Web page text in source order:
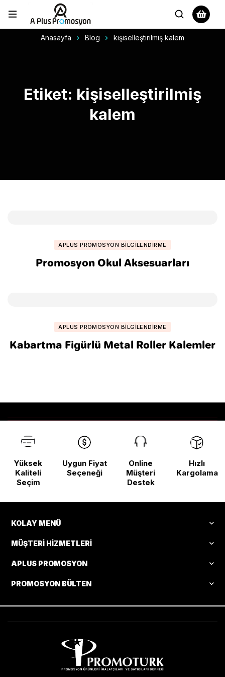
Anasayfa Blog kişiselleştirilmiş kalem
Etiket: kişiselleştirilmiş
kalem
APLUS PROMOSYON BILGILENDIRME
Promosyon Okul Aksesuarları
APLUS PROMOSYON BILGILENDIRME
Kabartma Figürlü Metal Roller Kalemler
Yüksek
Kaliteli
Seçim
Uygun Fiyat
Seçeneği
Online
Müşteri
Destek
Hızlı
Kargolama
KOLAY MENÜ
MÜŞTERI HIZMETLERI
APLUS PROMOSYON
PROMOSYON BÜLTEN